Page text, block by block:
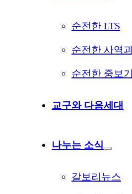
순전한 LTS
순전한 사역
순전한 중보
교구와 다음세대
나누는 소식
갈보리뉴스